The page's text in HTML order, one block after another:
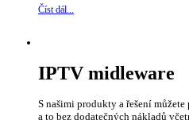
Číst dál...
IPTV midleware
S našimi produkty a řešení
a to bez dodatečných nákladů